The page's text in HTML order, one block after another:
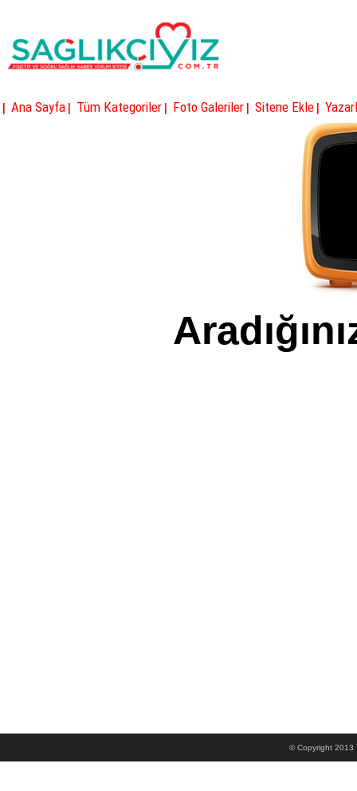
| Ana Sayfa | Tüm Kategoriler | Foto Galeriler | Sitene Ekle |